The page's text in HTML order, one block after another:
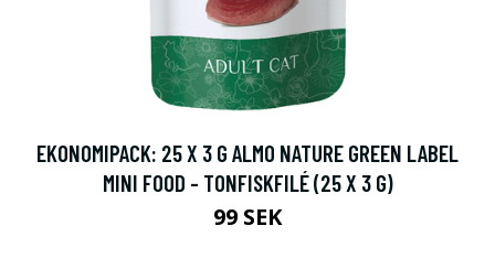
EKONOMIPACK: 25 X 3 G ALMO NATURE GREEN LABEL
MINI FOOD - TONFISKFILÉ (25 X 3 G)
99 SEK